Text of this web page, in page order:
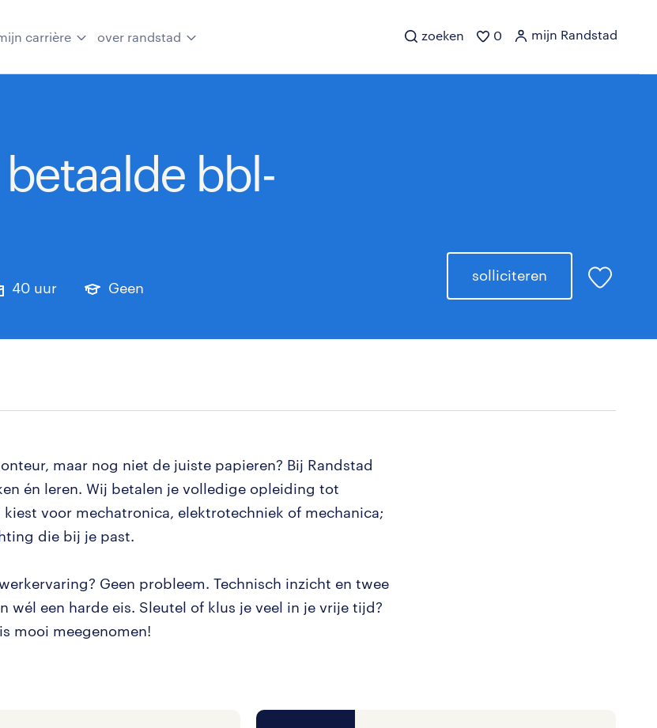
carrière over randstad zoeken 0 mijn Randstad
bbl-
40 uur Geen
solliciteren
maar nog niet de juiste papieren? Bij Randstad
én leren. Wij betalen je volledige opleiding tot
voor mechatronica, elektrotechniek of mechanica;
die bij je past.
Geen probleem. Technisch inzicht en twee
wél een harde eis. Sleutel of klus je veel in je vrije tijd?
mooi meegenomen!